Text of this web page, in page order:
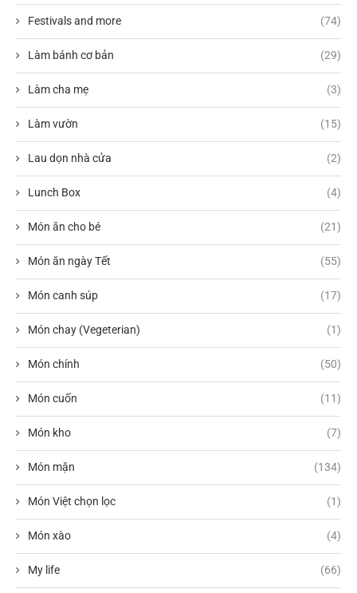
Festivals and more (74)
Làm bánh cơ bản (29)
Làm cha mẹ (3)
Làm vườn (15)
Lau dọn nhà cửa (2)
Lunch Box (4)
Món ăn cho bé (21)
Món ăn ngày Tết (55)
Món canh súp (17)
Món chay (Vegeterian) (1)
Món chính (50)
Món cuốn (11)
Món kho (7)
Món mặn (134)
Món Việt chọn lọc (1)
Món xào (4)
My life (66)